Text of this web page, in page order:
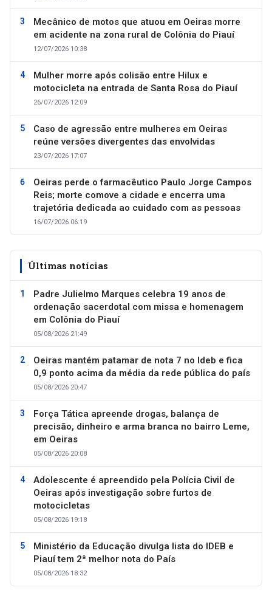
Mecânico de motos que atuou em Oeiras morre
em acidente na zona rural de Colônia do Piauí
12/07/2026 10:38
Mulher morre após colisão entre Hilux e
motocicleta na entrada de Santa Rosa do Piauí
26/07/2026 12:09
Caso de agressão entre mulheres em Oeiras
reúne versões divergentes das envolvidas
23/07/2026 17:07
Oeiras perde o farmacêutico Paulo Jorge Campos
Reis; morte comove a cidade e encerra uma
trajetória dedicada ao cuidado com as pessoas
16/07/2026 06:19
Últimas notícias
Padre Julielmo Marques celebra 19 anos de
ordenação sacerdotal com missa e homenagem
em Colônia do Piauí
05/08/2026 21:49
Oeiras mantém patamar de nota 7 no Ideb e fica
0,9 ponto acima da média da rede pública do país
05/08/2026 20:47
Força Tática apreende drogas, balança de
precisão, dinheiro e arma branca no bairro Leme,
em Oeiras
05/08/2026 20:08
Adolescente é apreendido pela Polícia Civil de
Oeiras após investigação sobre furtos de
motocicletas
05/08/2026 19:18
Ministério da Educação divulga lista do IDEB e
Piauí tem 2ª melhor nota do País
05/08/2026 18:32